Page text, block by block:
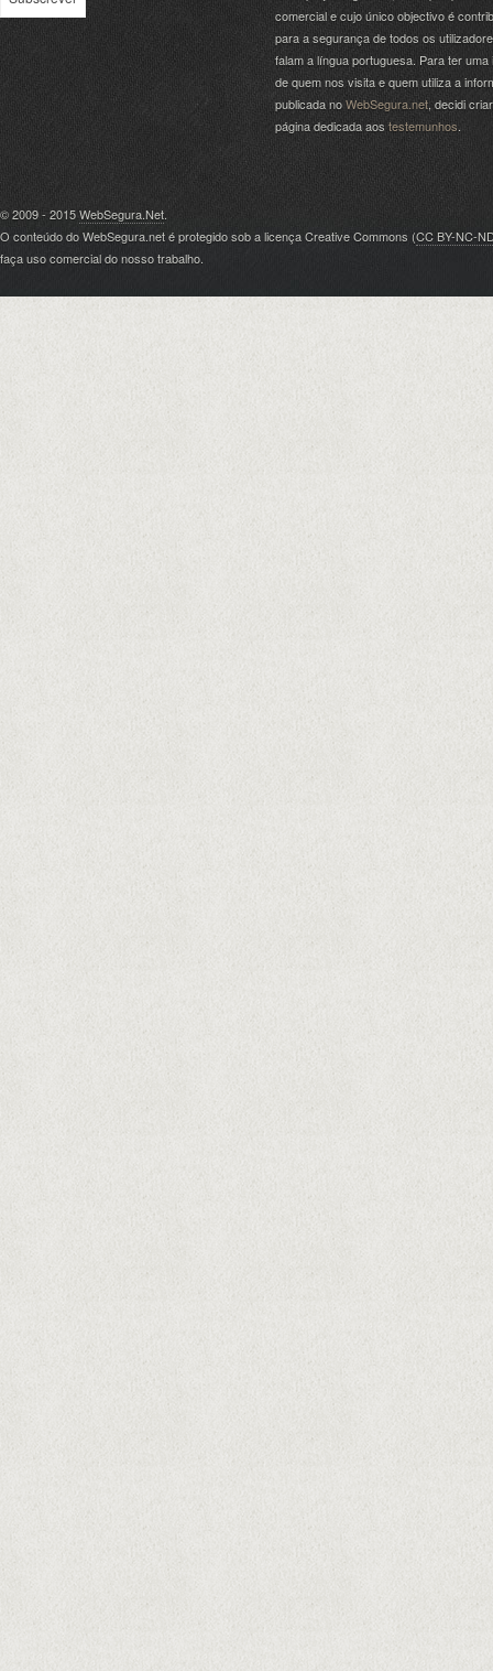
comercial e cujo único objectivo é
para a segurança de todos os
falam a língua portuguesa. Para ter uma
de quem nos visita e quem utiliza a
publicada noWebSegura.net , decidi
página dedicada aos testemunhos
© 2009 - 2015WebSegura.Net.
O conteúdo do WebSegura.net é protegido sob a licença Creative Commons (CC BY-NC-
faça uso comercial do nosso trabalho.